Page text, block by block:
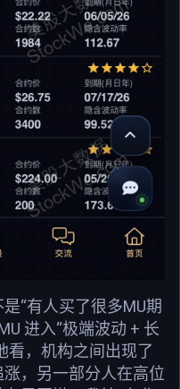
“有人买了很多MU期
进入“极端波动 + 长
看，机构之间出现了
，另一部分人在高位